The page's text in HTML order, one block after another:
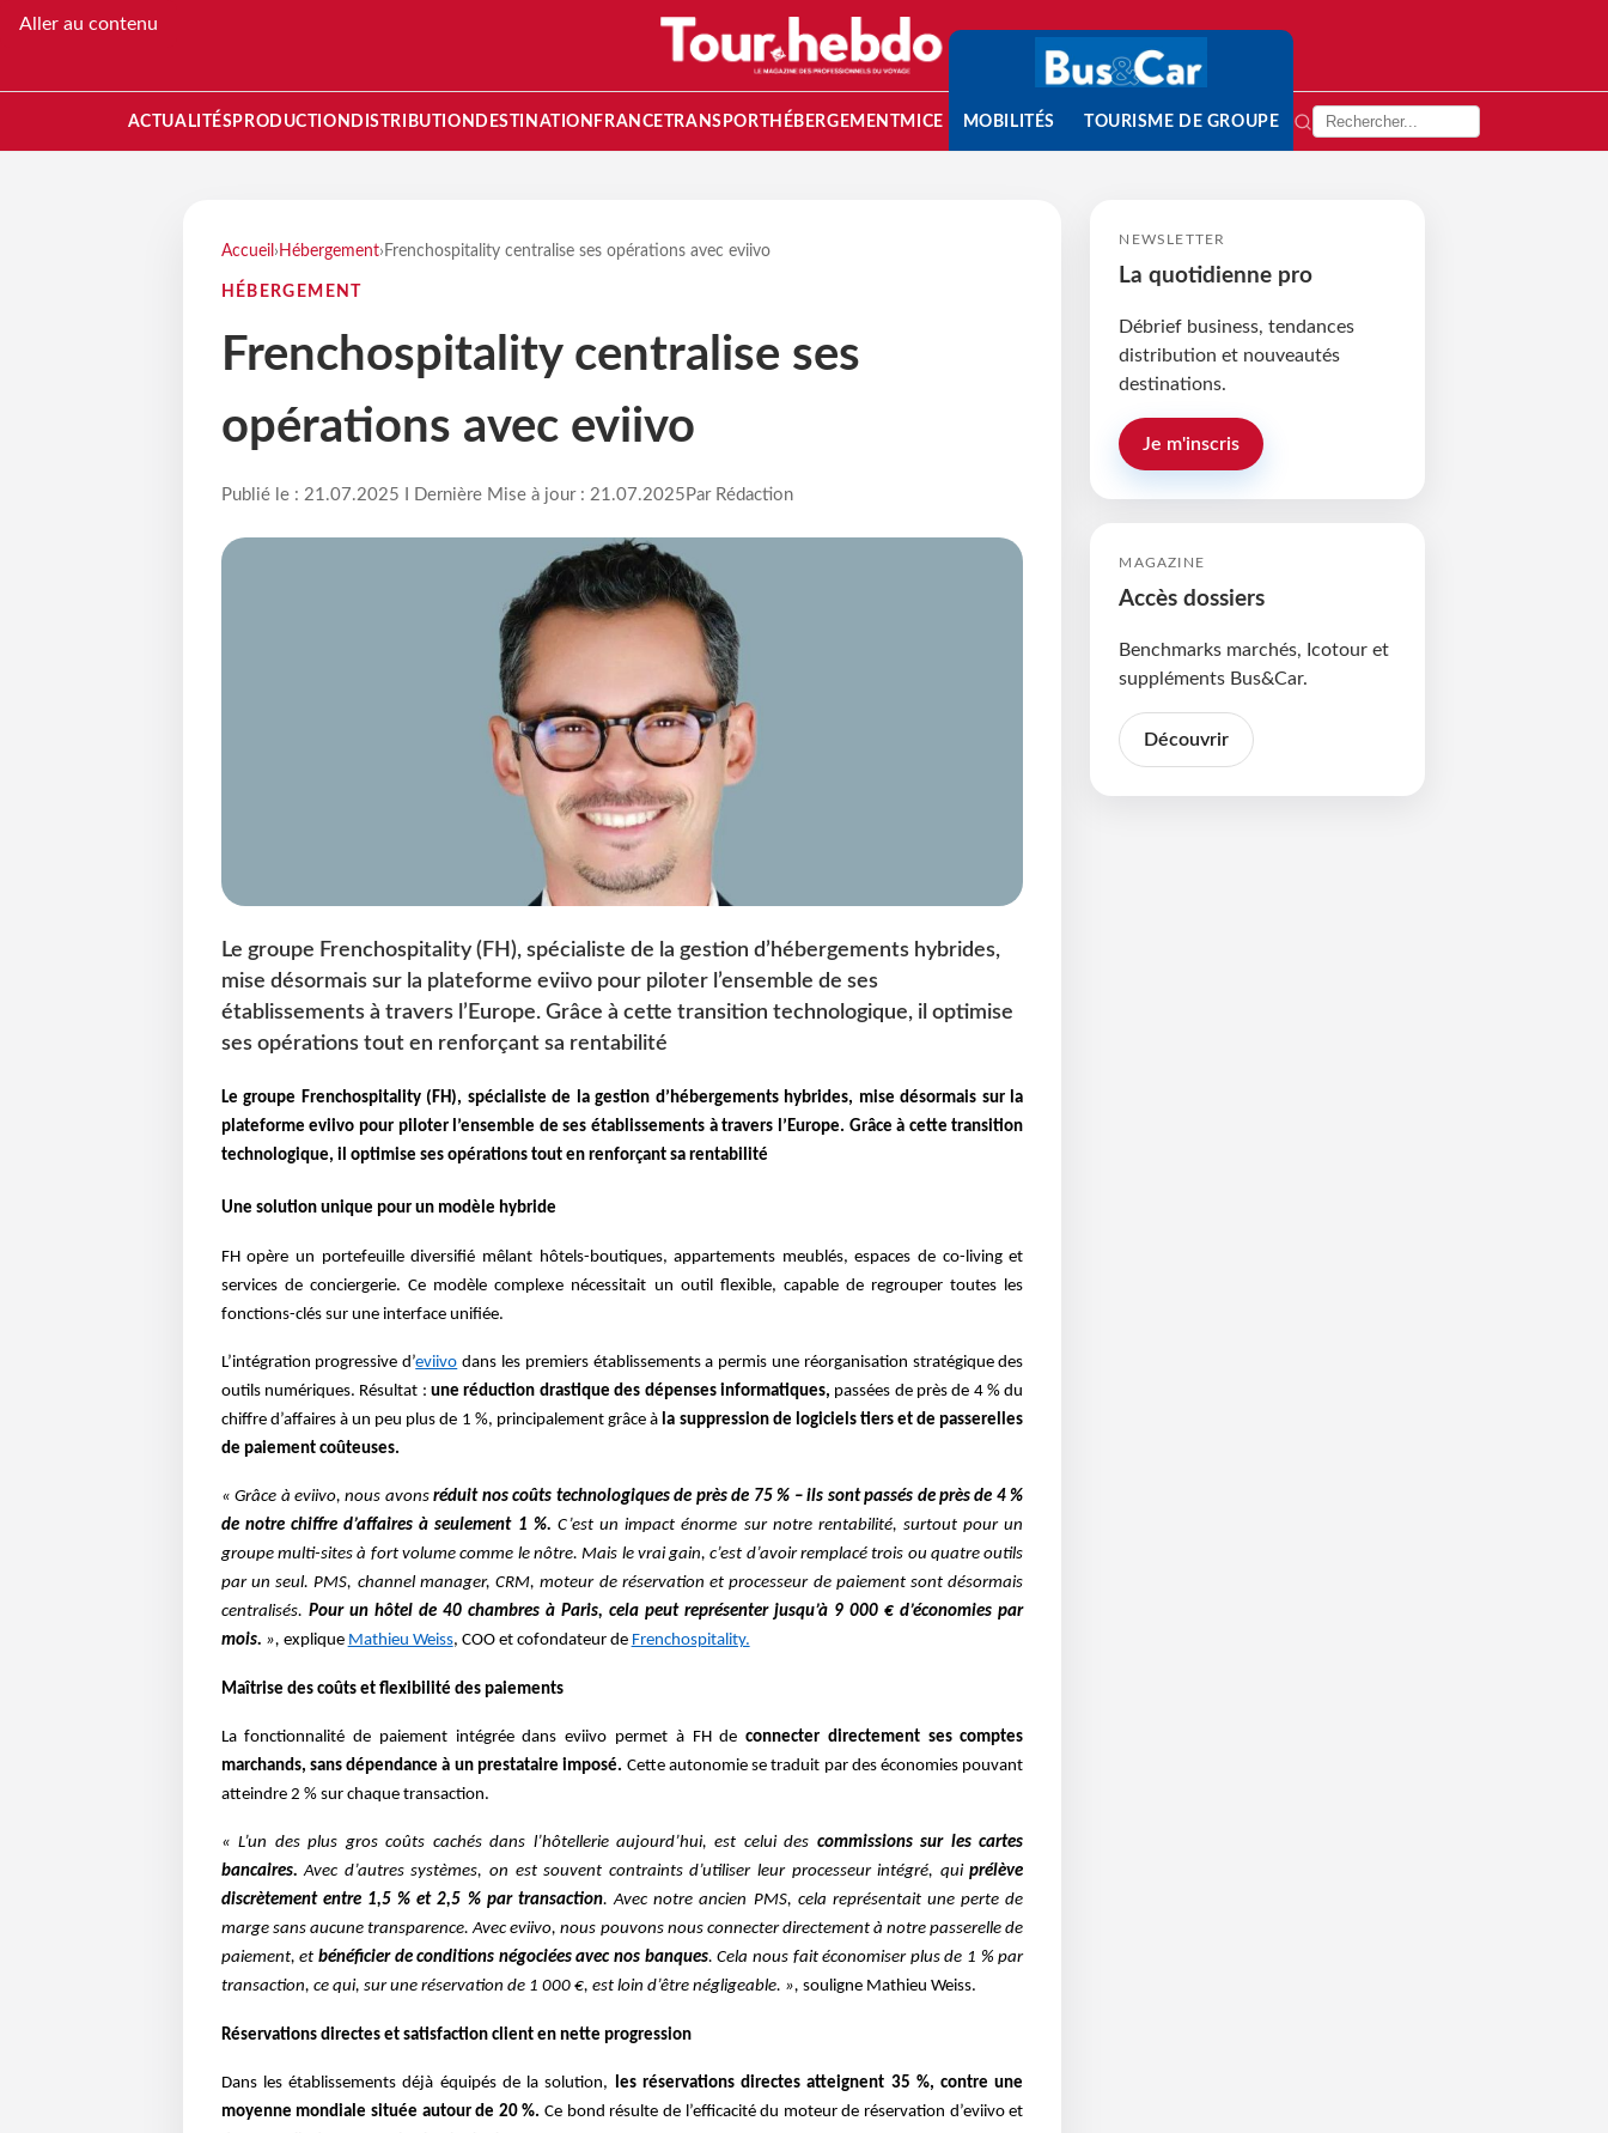
Aller au contenu
ACTUALITÉS PRODUCTION DISTRIBUTION DESTINATION FRANCETRANSPORT HÉBERGEMENTMICE MOBILITÉS TOURISME DE GROUPE
Accueil › Hébergement› Frenchospitality centralise ses opérations avec eviivo
HÉBERGEMENT
Frenchospitality centralise ses
opérations avec eviivo
Publié le : 21.07.2025 I Dernière Mise à jour : 21.07.2025 Par Rédaction
Le groupe Frenchospitality (FH), spécialiste de la gestion d’hébergements hybrides,
mise désormais sur la plateforme eviivo pour piloter l’ensemble de ses
établissements à travers l’Europe. Grâce à cette transition technologique, il optimise
ses opérations tout en renforçant sa rentabilité
Le groupe Frenchospitality (FH), spécialiste de la gestion d’hébergements hybrides, mise désormais sur la
plateforme eviivo pour piloter l’ensemble de ses établissements à travers l’Europe. Grâce à cette transition
technologique, il optimise ses opérations tout en renforçant sa rentabilité
Une solution unique pour un modèle hybride
FH opère un portefeuille diversifié mêlant hôtels-boutiques, appartements meublés, espaces de co-living et
services de conciergerie. Ce modèle complexe nécessitait un outil flexible, capable de regrouper toutes les
fonctions-clés sur une interface unifiée.
L’intégration progressive d’eviivo dans les premiers établissements a permis une réorganisation stratégique des
outils numériques. Résultat :une réduction drastique des dépenses informatiques, passées de près de 4 % du
chiffre d’affaires à un peu plus de 1 %, principalement grâce à la suppression de logiciels tiers et de passerelles
de paiement coûteuses.
« Grâce à eviivo, nous avonsréduit nos coûts technologiques de près de 75 % – ils sont passés de près de 4 %
de notre chiffre d’affaires à seulement 1 %. C’est un impact énorme sur notre rentabilité, surtout pour un
groupe multi-sites à fort volume comme le nôtre. Mais le vrai gain, c’est d’avoir remplacé trois ou quatre outils
par un seul. PMS, channel manager, CRM, moteur de réservation et processeur de paiement sont désormais
centralisés. Pour un hôtel de 40 chambres à Paris, cela peut représenter jusqu’à 9 000 € d’économies par
mois. », explique Mathieu Weiss, COO et cofondateur de Frenchospitality.
Maîtrise des coûts et flexibilité des paiements
La fonctionnalité de paiement intégrée dans eviivo permet à FH deconnecter directement ses comptes
marchands, sans dépendance à un prestataire imposé. Cette autonomie se traduit par des économies pouvant
atteindre 2 % sur chaque transaction.
« L’un des plus gros coûts cachés dans l’hôtellerie aujourd’hui, est celui des commissions sur les cartes
bancaires. Avec d’autres systèmes, on est souvent contraints d’utiliser leur processeur intégré, quiprélève
discrètement entre 1,5 % et 2,5 % par transaction. Avec notre ancien PMS, cela représentait une perte de
marge sans aucune transparence. Avec eviivo, nous pouvons nous connecter directement à notre passerelle de
paiement, et bénéficier de conditions négociées avec nos banques. Cela nous fait économiser plus de 1 % par
transaction, ce qui, sur une réservation de 1 000 €, est loin d’être négligeable. », souligne Mathieu Weiss.
Réservations directes et satisfaction client en nette progression
Dans les établissements déjà équipés de la solution,
les réservations directes atteignent 35 %, contre une
moyenne mondiale située autour de 20 %.Ce bond résulte de l’efficacité du moteur de réservation d’eviivo et
NEWSLETTER
La quotidienne pro
Débrief business, tendances
distribution et nouveautés
destinations.
Je m'inscris
MAGAZINE
Accès dossiers
Benchmarks marchés, Icotour et
suppléments Bus&Car.
Découvrir